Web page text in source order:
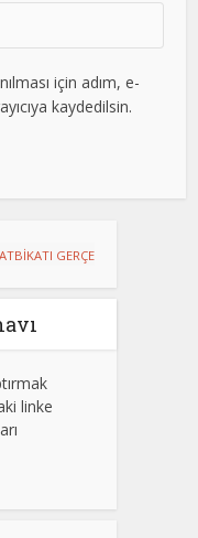
için adım, e-
kaydedilsin.
linke